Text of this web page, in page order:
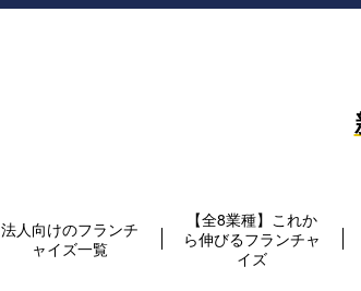
法人向けのフランチ
ャイズ一覧
【全8業種】これか
ら伸びるフランチャ
イズ